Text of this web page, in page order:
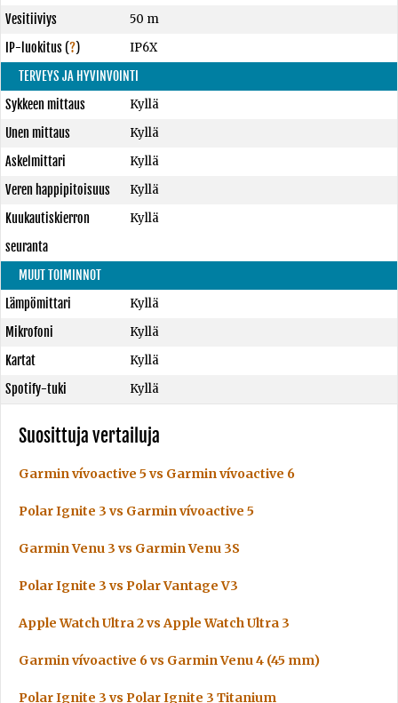
Vesitiiviys
50 m
IP-luokitus(?)
IP6X
TERVEYS JA HYVINVOINTI
Sykkeen mittaus
Kyllä
Unen mittaus
Kyllä
Askelmittari
Kyllä
Veren happipitoisuus
Kyllä
Kuukautiskierron
seuranta
Kyllä
MUUT TOIMINNOT
Lämpömittari
Kyllä
Mikrofoni
Kyllä
Kartat
Kyllä
Spotify-tuki
Kyllä
Suosittuja vertailuja
Garmin vívoactive 5 vs Garmin vívoactive 6
Polar Ignite 3 vs Garmin vívoactive 5
Garmin Venu 3 vs Garmin Venu 3S
Polar Ignite 3 vs Polar Vantage V3
Apple Watch Ultra 2 vs Apple Watch Ultra 3
Garmin vívoactive 6 vs Garmin Venu 4 (45 mm)
Polar Ignite 3 vs Polar Ignite 3 Titanium